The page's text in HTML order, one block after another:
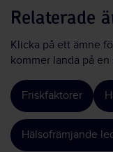
Relaterade
Klicka på ett ämne
kommer landa på
Friskfaktorer
Hälsofrämjande